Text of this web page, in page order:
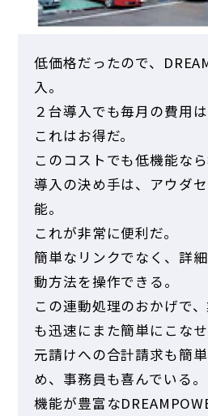
低価格だったので、
入。
２台導入でも毎月の費用は
これはお得だ。
このコストでも低機能な
導入の決め手は、アウダ
能。
これが非常に便利だ。
簡単なリンクでなく、詳
動方法を操作できる。
この連動処理のおかげで
も迅速にまた簡単にこなせ
元請けへの合計請求も簡
め、事務員も喜んでいる。
機能が豊富な